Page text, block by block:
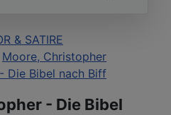
& SATIRE
Moore, Christopher
Die Bibel nach Biff
- Die Bibel